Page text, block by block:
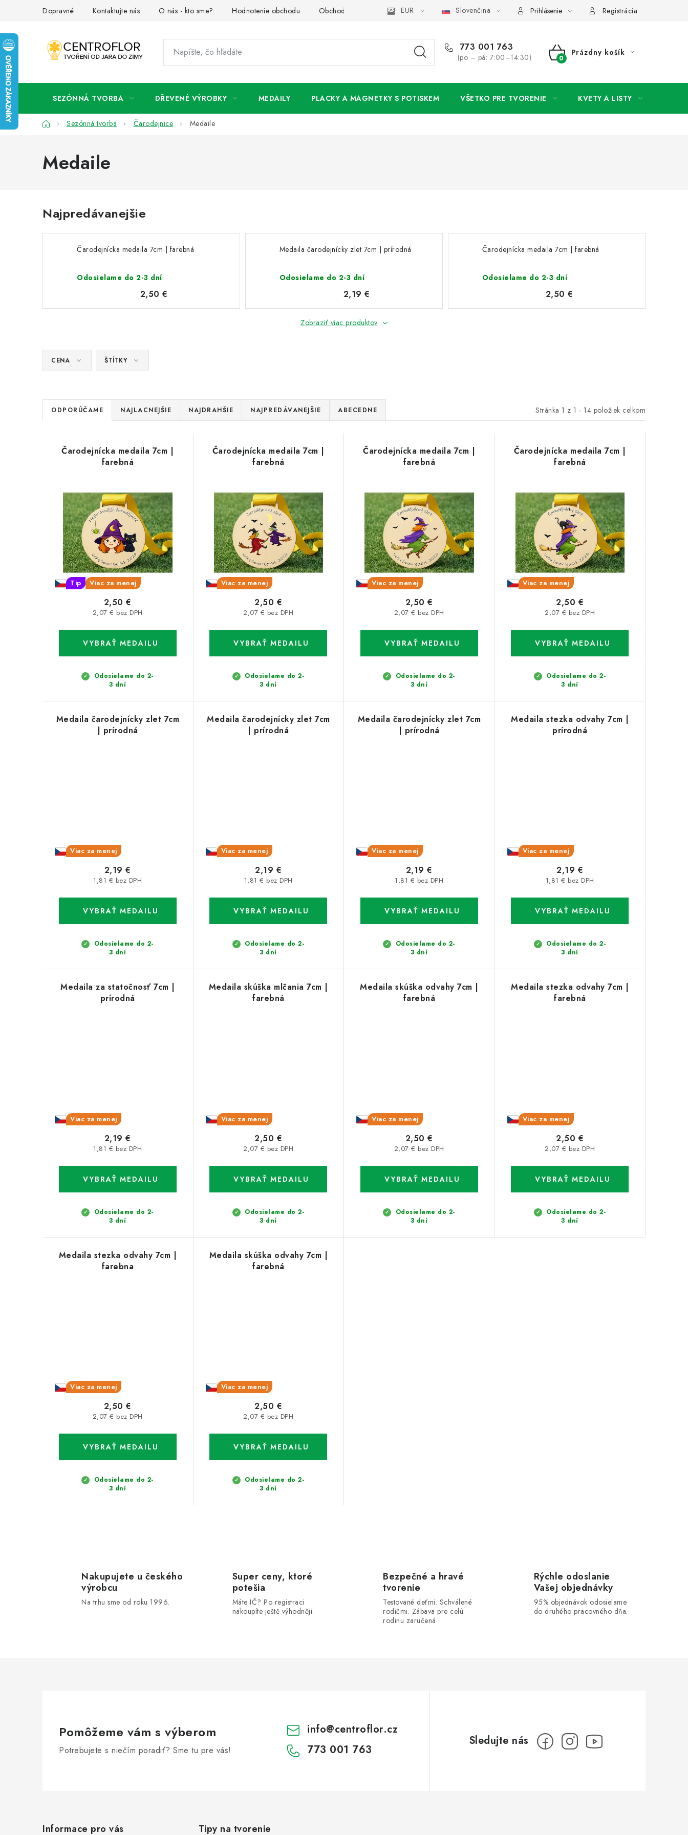
Dopravné Kontaktujte nás O nás - kto sme? Hodnotenie obchodu Obchodné podmienky Podmienky ochrany osobných údajov Ako získať lepšie ceny?
EUR Slovenčina Prihlásenie Registrácia
773 001 763
(po – pá: 7:00–14:30)
NÁKUPNÝ
Prázdny košík
SEZÓNNÁ TVORBA DŘEVENÉ VÝROBKY MEDAILY PLACKY A MAGNETKY S POTISKEM VŠETKO PRE TVORENIE KVETY A LISTY
DomovSezónná tvorba Čarodejnice Medaile
Medaile
Najpredávanejšie
Čarodejnícka medaila 7cm | farebná
Odosielame do 2-3 dní
2,50 €
Medaila čarodejnícky zlet 7cm | prírodná
Odosielame do 2-3 dní
2,19 €
Čarodejnícka medaila 7cm | farebná
Odosielame do 2-3 dní
2,50 €
Zobraziť viac produktov
CENA ŠTÍTKY
Stránka 1 z 1 - 14 položiek celkom
R
a
v
ODPORÚČAME NAJLACNEJŠIE NAJDRAHŠIE NAJPREDÁVANEJŠIE ABECEDNE
v
Čarodejnícka medaila 7cm |
farebná
Tip Viac za menej
Odosielame do 2-
3 dní
2,07 € bez DPH
2,50 €
Čarodejnícka medaila 7cm |
farebná
Viac za menej
Odosielame do 2-
3 dní
2,07 € bez DPH
2,50 €
Čarodejnícka medaila 7cm |
farebná
Viac za menej
Odosielame do 2-
3 dní
2,07 € bez DPH
2,50 €
Čarodejnícka medaila 7cm |
farebná
Viac za menej
Odosielame do 2-
3 dní
2,07 € bez DPH
2,50 €
Medaila čarodejnícky zlet 7cm
| prírodná
Viac za menej
Odosielame do 2-
3 dní
1,81 € bez DPH
2,19 €
Medaila čarodejnícky zlet 7cm
| prírodná
Viac za menej
Odosielame do 2-
3 dní
1,81 € bez DPH
2,19 €
Medaila čarodejnícky zlet 7cm
| prírodná
Viac za menej
Odosielame do 2-
3 dní
1,81 € bez DPH
2,19 €
Medaila stezka odvahy 7cm |
prírodná
Viac za menej
Odosielame do 2-
3 dní
1,81 € bez DPH
2,19 €
Medaila za statočnosť 7cm |
prírodná
Viac za menej
Odosielame do 2-
3 dní
1,81 € bez DPH
2,19 €
Medaila skúška mlčania 7cm |
farebná
Viac za menej
Odosielame do 2-
3 dní
2,07 € bez DPH
2,50 €
Medaila skúška odvahy 7cm |
farebná
Viac za menej
Odosielame do 2-
3 dní
2,07 € bez DPH
2,50 €
Medaila stezka odvahy 7cm |
farebná
Viac za menej
Odosielame do 2-
3 dní
2,07 € bez DPH
2,50 €
Medaila stezka odvahy 7cm |
farebna
Viac za menej
Odosielame do 2-
3 dní
2,07 € bez DPH
2,50 €
Medaila skúška odvahy 7cm |
farebná
Viac za menej
Odosielame do 2-
3 dní
2,07 € bez DPH
2,50 €
Nakupujete u českého
výrobcu
Na trhu sme od roku 1996.
Super ceny, ktoré
potešia
Máte IČ? Po registraci
nakoupíte ještě výhodněji.
Bezpečné a hravé
tvorenie
Testované deťmi. Schválené
rodičmi. Zábava pre celú
rodinu zaručená.
Rýchle odoslanie
Vašej objednávky
95% objednávok odosielame
do druhého pracovného dňa.
Pomôžeme vám s výberom
Potrebujete s niečím poradiť? Sme tu pre vás!
info@centroflor.cz
773 001 763
Informace pro vás Tipy na tvorenie